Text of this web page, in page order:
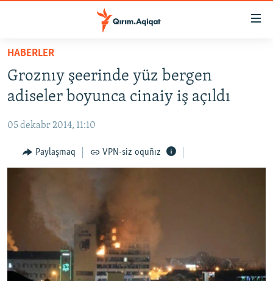
Esas
qaytmaq
Baş
qaytmaq
qaytmaq
SİYASET
CEMİYET
MEDENİYET
BLOGLAR
FİKİR
HABERLER
Groznıy şeerinde yüz bergen
adiseler boyunca cinaiy iş açıldı
05 dekabr 2014, 11:10
Paylaşmaq VPN-siz oquñız